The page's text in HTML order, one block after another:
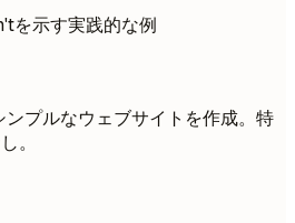
を示す実践的な例
プルなウェブサイトを作成。特
。